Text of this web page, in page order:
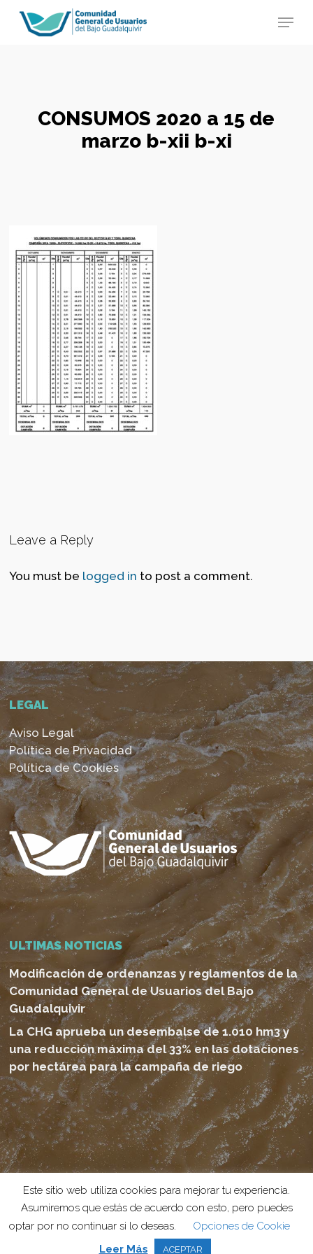
Skip
Menu
CONSUMOS 2020 a 15 de
marzo b-xii b-xi
Leave a Reply
You must be logged in to post a comment.
LEGAL
Aviso Legal
Política de Privacidad
Política de Cookies
ULTIMAS NOTICIAS
Modificación de ordenanzas y reglamentos de la
Comunidad General de Usuarios del Bajo
Guadalquivir
La CHG aprueba un desembalse de 1.010 hm3 y
una reducción máxima del 33% en las dotaciones
por hectárea para la campaña de riego
Grado CreativoAgencia de Publicidad
phone email
Este sitio web utiliza cookies para mejorar tu experiencia.
Asumiremos que estás de acuerdo con esto, pero puedes
optar por no continuar si lo deseas.
Opciones de Cookie
Leer Más
ACEPTAR